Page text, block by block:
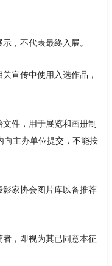
，不代表最终入展。
宣传中使用入选作品，
件，用于展览和画册制
主办单位提交，不能按
家协会图片库以备推荐
，即视为其已同意本征